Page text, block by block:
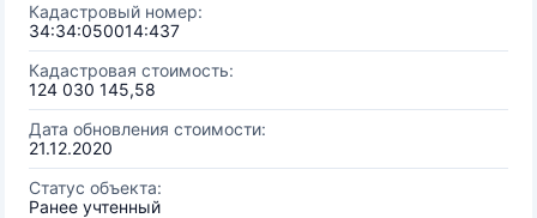
Кадастровый номер:
34:34:050014:437
Кадастровая стоимость:
124 030 145,58
Дата обновления стоимости:
21.12.2020
Статус объекта:
Ранее учтенный